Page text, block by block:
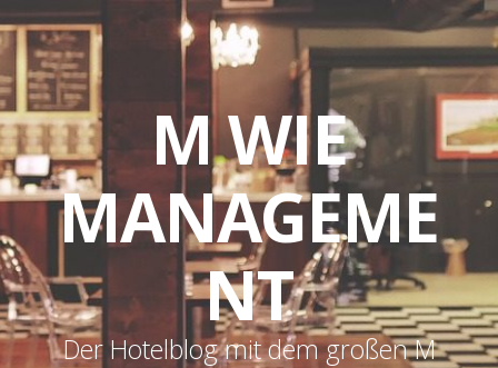
M WIE
MANAGEME
NT
Der Hotelblog mit dem großen M